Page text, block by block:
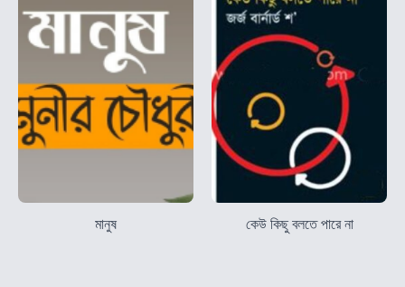
মানুষ কেউ কিছু বলতে পারে না